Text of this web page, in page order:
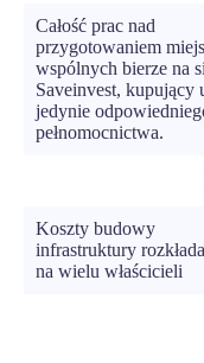
Całość prac nad
przygotowaniem
wspólnych bierze na
Saveinvest, kupujący
jedynie
pełnomocnictwa.
Koszty budowy
infrastruktury
na wielu właścicieli